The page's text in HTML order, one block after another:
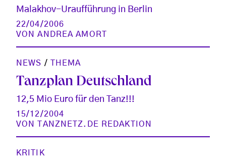
Malakhov-Uraufführung in Berlin
22/04/2006
VONANDREA AMORT
NEWS / THEMA
Tanzplan Deutschland
12,5 Mio Euro für den Tanz!!!
15/12/2004
VON
TANZNETZ.DE REDAKTION
KRITIK